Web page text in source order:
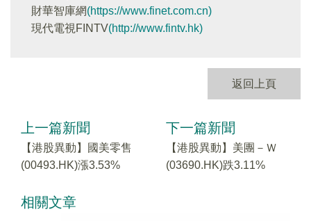
財華智庫網(https://www.finet.com.cn)
現代電視FINTV(http://www.fintv.hk)
返回上頁
上一篇新聞
【港股異動】國美零售
(00493.HK)漲3.53%
下一篇新聞
【港股異動】美團－Ｗ
(03690.HK)跌3.11%
相關文章